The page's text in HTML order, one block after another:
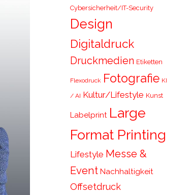
Cybersicherheit/IT-Security
Design
Digitaldruck
Druckmedien Etiketten
Flexodruck Fotografie KI
/ AI Kultur/Lifestyle Kunst
Labelprint Large
Format Printing
Lifestyle Messe &
Event Nachhaltigkeit
Offsetdruck